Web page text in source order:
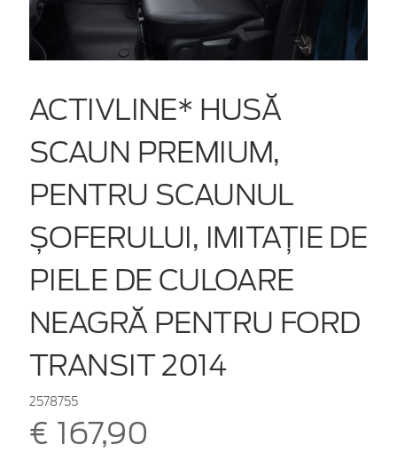
ACTIVLINE* HUSĂ
SCAUN PREMIUM,
PENTRU SCAUNUL
ȘOFERULUI, IMITAȚIE DE
PIELE DE CULOARE
NEAGRĂ PENTRU FORD
TRANSIT 2014
2578755
€ 167,90